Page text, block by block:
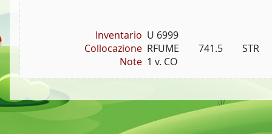
Inventario U 6999
Collocazione RFUME        741.5        STR
Note 1 v. CO